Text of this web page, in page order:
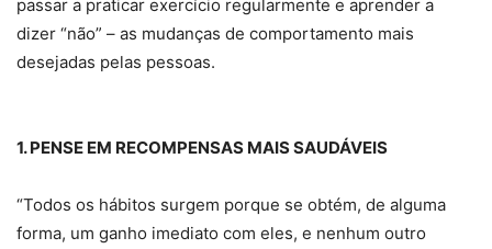
passar a praticar exercício regularmente e aprender a
dizer “não” – as mudanças de comportamento mais
desejadas pelas pessoas.
1. PENSE EM RECOMPENSAS MAIS SAUDÁVEIS
“Todos os hábitos surgem porque se obtém, de alguma
forma, um ganho imediato com eles, e nenhum outro